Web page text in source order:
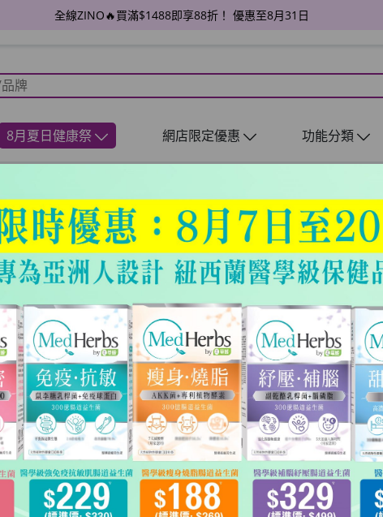
全線ZINO🔥買滿$1488即享88折！ 優惠至8月31日
8月夏日健康祭 網店限定優惠 功能分類
MedHerbs醫學
真雙專利 ‧ 1天關節肌肉止痛^
指定精選產品滿 13 盒，即免費贈送價錢最低的 1
HKD$279 HKD$399
1件: HKD$279/件
數量 加入購物車